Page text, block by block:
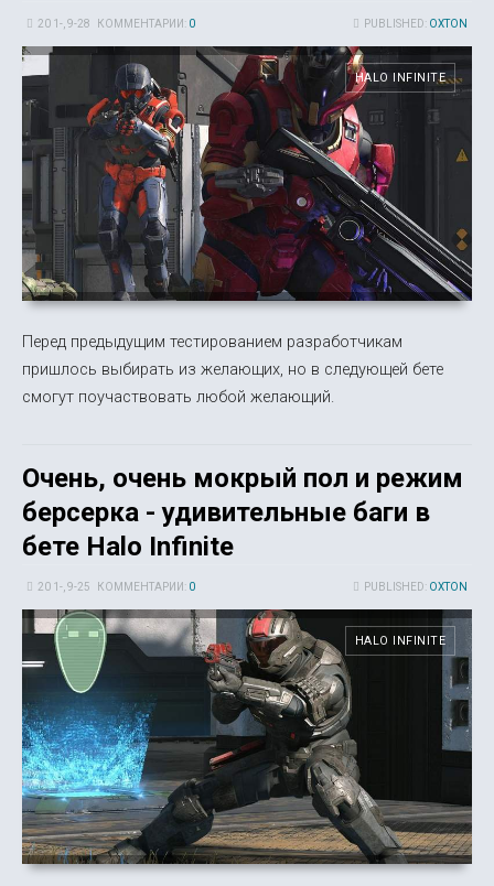
PUBLISHED: OXTON
20 1-, 9-28 КОММЕНТАРИИ: 0
HALO INFINITE
Перед предыдущим тестированием разработчикам
пришлось выбирать из желающих, но в следующей бете
смогут поучаствовать любой желающий.
Очень, очень мокрый пол и режим
берсерка - удивительные баги в
бете Halo Infinite
PUBLISHED: OXTON
20 1-, 9-25 КОММЕНТАРИИ: 0
HALO INFINITE